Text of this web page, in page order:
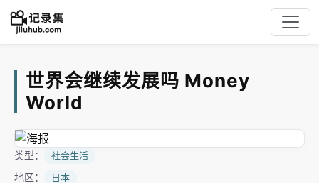
世界会继续发展吗 Money
World
类型： 社会生活
地区： 日本